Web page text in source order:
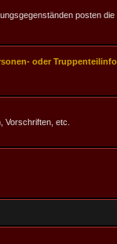
posten
oder
Vorschriften, etc.